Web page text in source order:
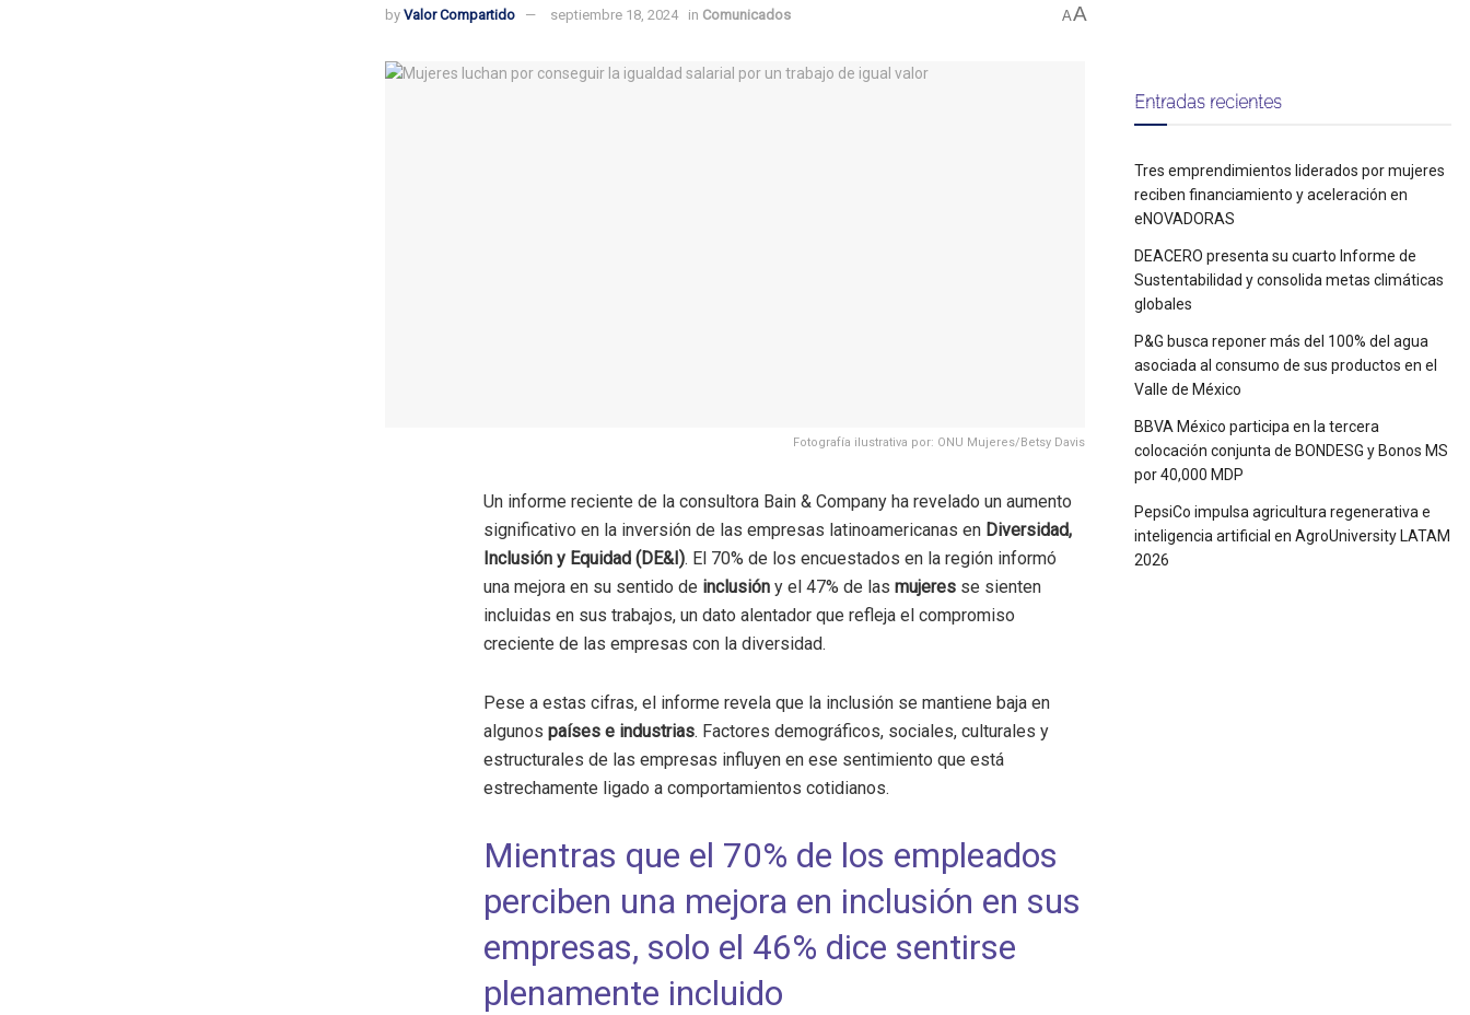
by Valor Compartido septiembre 18, 2024 in Comunicados AA
Fotografía ilustrativa por: ONU Mujeres/Betsy Davis
Un informe reciente de la consultora Bain & Company ha revelado un aumento
significativo en la inversión de las empresas latinoamericanas en Diversidad,
Inclusión y Equidad (DE&I). El 70% de los encuestados en la región informó
una mejora en su sentido de inclusión y el 47% de las mujeres se sienten
incluidas en sus trabajos, un dato alentador que refleja el compromiso
creciente de las empresas con la diversidad.
Pese a estas cifras, el informe revela que la inclusión se mantiene baja en
algunos países e industrias. Factores demográficos, sociales, culturales y
estructurales de las empresas influyen en ese sentimiento que está
estrechamente ligado a comportamientos cotidianos.
Mientras que el 70% de los empleados
perciben una mejora en inclusión en sus
empresas, solo el 46% dice sentirse
plenamente incluido
Entradas recientes
Tres emprendimientos liderados por mujeres
reciben financiamiento y aceleración en
eNOVADORAS
DEACERO presenta su cuarto Informe de
Sustentabilidad y consolida metas climáticas
globales
P&G busca reponer más del 100% del agua
asociada al consumo de sus productos en el
Valle de México
BBVA México participa en la tercera
colocación conjunta de BONDESG y Bonos MS
por 40,000 MDP
PepsiCo impulsa agricultura regenerativa e
inteligencia artificial en AgroUniversity LATAM
2026